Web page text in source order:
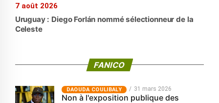
7 août 2026
Uruguay : Diego Forlán nommé sélectionneur de la
Celeste
FANICO
‎DAOUDA COULIBALY 31 mars 2026
Non à l'exposition publique des